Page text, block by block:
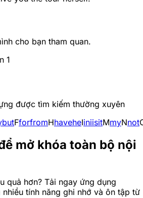
cho bạn tham quan.
1
được tìm kiếm thường xuyên
butFforfromHhaveheIiniisitMmyNnot
mở khóa toàn bộ nội
quả hơn? Tải ngay ứng dụng
tính năng ghi nhớ và ôn tập từ